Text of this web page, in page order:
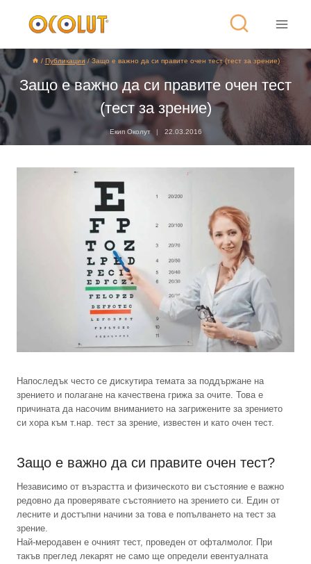
/ Публикации / Защо е важно да си правите очен тест (тест за зрение)
Защо е важно да си правите очен тест
(тест за зрение)
Екип Околут 22.03.2016
Напоследък често се дискутира темата за поддържане на
зрението и полагане на качествена грижа за очите. Това е
причината да насочим вниманието на загрижените за зрението
си хора към т.нар. тест за зрение, известен и като очен тест.
Защо е важно да си правите очен тест?
Независимо от възрастта и физическото ви състояние е важно
редовно да проверявате състоянието на зрението си. Един от
лесните и достъпни начини за това е попълването на тест за
зрение.
Най-меродавен е очният тест, проведен от офталмолог. При
такъв преглед лекарят не само ще определи евентуалната